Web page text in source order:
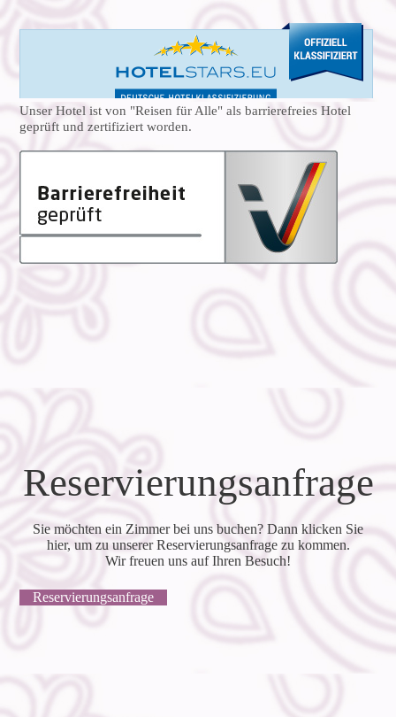
Unser Hotel ist von "Reisen für Alle" als barrierefreiesHotel
geprüft und zertifiziert worden.
Reservierungsanfrage
Sie möchten ein Zimmer bei uns buchen? Dann klicken Sie
hier, um zu unserer Reservierungsanfrage zu kommen.
Wir freuen uns auf Ihren Besuch!
Reservierungsanfrage